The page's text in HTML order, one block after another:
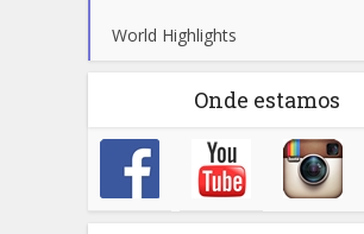
World Highlights
Onde estamos